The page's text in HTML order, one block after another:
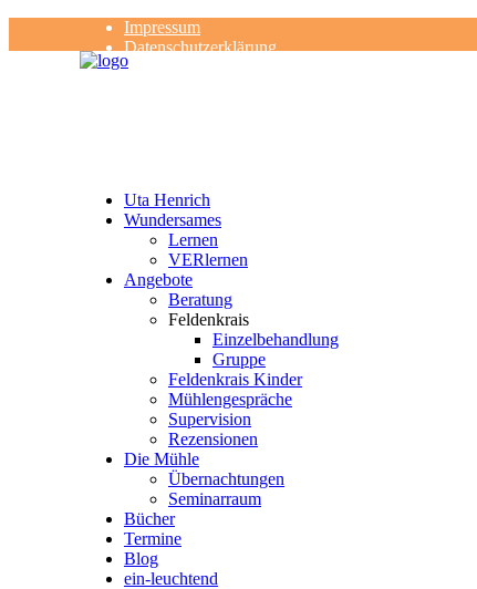
Impressum
Datenschutzerklärung
Kontakt
Uta Henrich
Wundersames
Lernen
VERlernen
Angebote
Beratung
Feldenkrais
Einzelbehandlung
Gruppe
Feldenkrais Kinder
Mühlengespräche
Supervision
Rezensionen
Die Mühle
Übernachtungen
Seminarraum
Bücher
Termine
Blog
ein-leuchtend